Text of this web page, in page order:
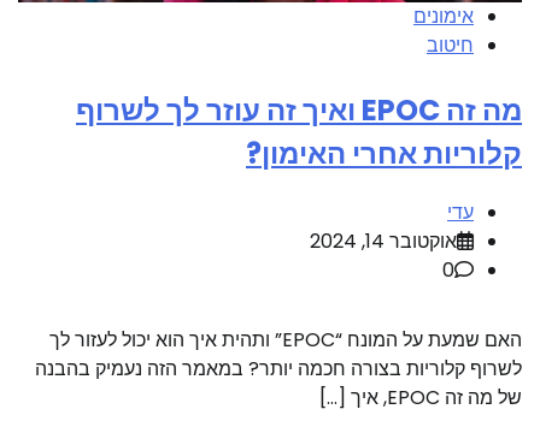
אימונים
חיטוב
מה זה EPOC ואיך זה עוזר לך לשרוף
קלוריות אחרי האימון?
עדי
אוקטובר 14, 2024
0
האם שמעת על המונח “EPOC” ותהית איך הוא יכול לעזור לך
לשרוף קלוריות בצורה חכמה יותר? במאמר הזה נעמיק בהבנה
של מה זה EPOC, איך […]